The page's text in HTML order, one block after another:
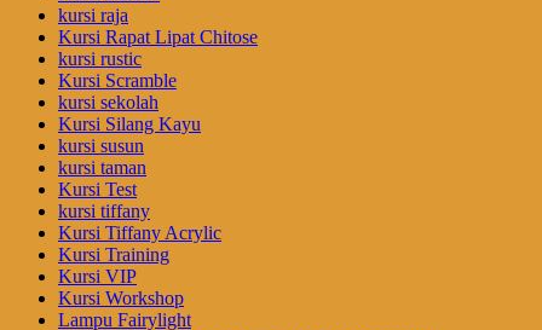
kursi raja
Kursi Rapat Lipat Chitose
kursi rustic
Kursi Scramble
kursi sekolah
Kursi Silang Kayu
kursi susun
kursi taman
Kursi Test
kursi tiffany
Kursi Tiffany Acrylic
Kursi Training
Kursi VIP
Kursi Workshop
Lampu Fairylight